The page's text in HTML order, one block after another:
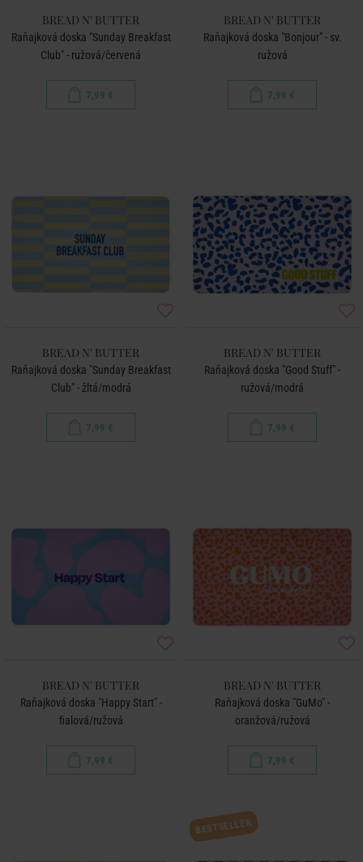
BREAD N' BUTTER
Raňajková doska "Sunday Breakfast
Club" - ružová/červená
7,99 €
BREAD N' BUTTER
Raňajková doska "Bonjour" - sv.
ružová
7,99 €
BREAD N' BUTTER
Raňajková doska "Sunday Breakfast
Club" - žltá/modrá
7,99 €
BREAD N' BUTTER
Raňajková doska "Good Stuff" -
ružová/modrá
7,99 €
BREAD N' BUTTER
Raňajková doska "Happy Start" -
fialová/ružová
7,99 €
BREAD N' BUTTER
Raňajková doska "GuMo" -
oranžová/ružová
7,99 €
BESTSELLER